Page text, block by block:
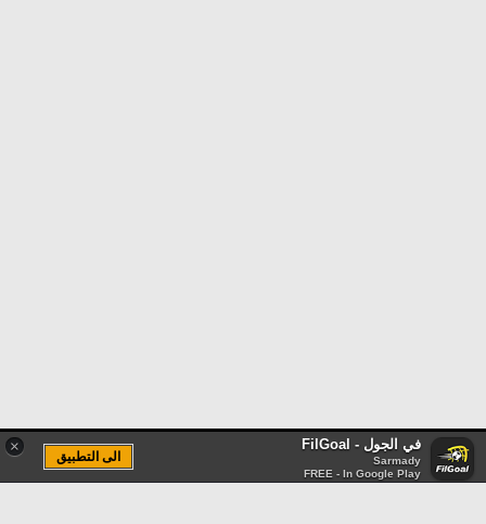
× في الجول - FilGoal
Sarmady
FREE - In Google Play
الى التطبيق